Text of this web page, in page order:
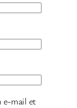
e-mail et